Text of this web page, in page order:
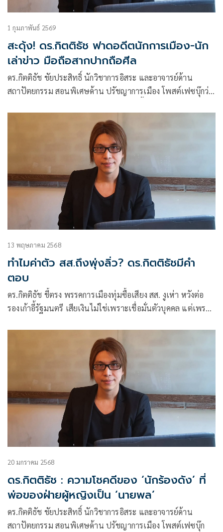
1 กุมภาพันธ์ 2569
สะดุ้ง! ดร.กิตติธัช ฟาดอดีตนักการเมือง-นัก
เล่าข่าว มือถือสากปากถือศีล
ดร.กิตติธัช ชัยประสิทธิ์ นักวิชาการอิสระ และอาจารย์ด้าน
สถาปัตยกรรม สอนพิเศษด้าน ปรัชญาการเมือง โพสต์เฟซบุ๊กว่า
13 พฤษภาคม 2568
ทำไมค่าตัว สส.ถึงพุ่งลิ่ว? ดร.กิตติธัชมีคำ
ตอบ
ดร.กิตติธัช ชี้ตรง พรรคการเมืองทุ่มซื้อเสียง สส. งูเห่า หวังต่อ
รองเก้าอี้รัฐมนตรี เสียเงินไม่ใช่เพราะเชื่อมั่นตัวบุคคล แต่เพราะ
20 มกราคม 2568
ดร.กิตติธัช : ความโชคดีของ ‘นักร้องดัง’ ที่
พ่อของฝ่ายผู้หญิงเป็น ‘นายพล’
ดร.กิตติธัช ชัยประสิทธิ์ นักวิชาการอิสระ และอาจารย์ด้าน
สถาปัตยกรรม สอนพิเศษด้าน ปรัชญาการเมือง โพสต์เฟซบุ๊ก